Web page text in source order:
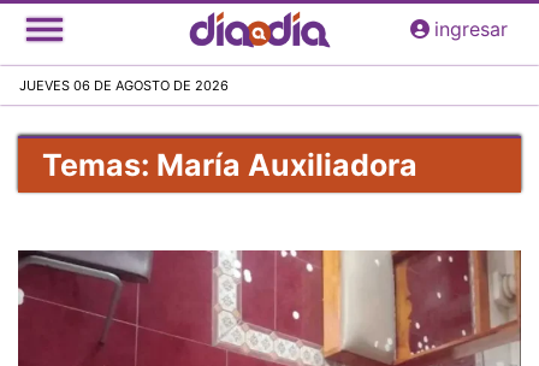
Pasar
al
principal
ingresar
JUEVES 06 DE AGOSTO DE 2026
Temas: María Auxiliadora